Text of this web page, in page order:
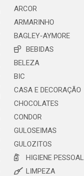
ARCOR
ARMARINHO
BAGLEY-AYMORE
BEBIDAS
BELEZA
BIC
CASA E DECORAÇÃO
CHOCOLATES
CONDOR
GULOSEIMAS
GULOZITOS
HIGIENE PESSOAL
LIMPEZA